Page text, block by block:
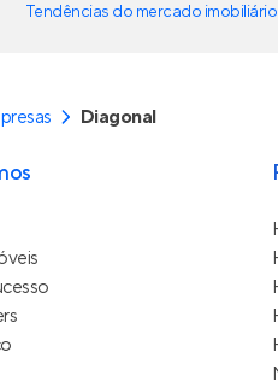
Tendências do mercado imobiliário
Diagonal